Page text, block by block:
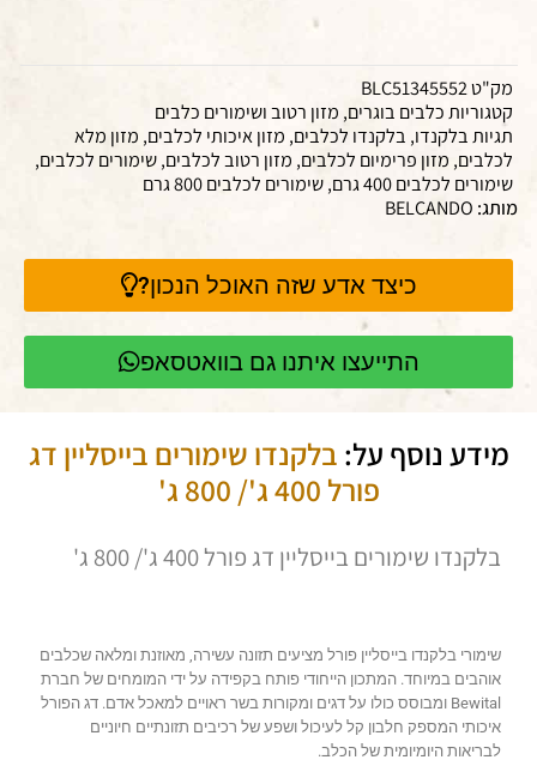
מק"טBLC51345552
קטגוריותכלבים בוגרים, מזון רטוב ושימורים כלבים
תגיותבלקנדו, בלקנדו לכלבים, מזון איכותי לכלבים, מזון מלא
לכלבים, מזון פרימיום לכלבים, מזון רטוב לכלבים,שימורים לכלבים,
שימורים לכלבים 400 גרם
,שימורים לכלבים 800 גרם
מותג: BELCANDO
כיצד אדע שזה האוכל הנכון?
התייעצו איתנו גם בוואטסאפ
מידע נוסף על: בלקנדו שימורים בייסליין דג
פורל 400 ג'/ 800 ג'
בלקנדו שימורים בייסליין דג פורל 400 ג'/ 800 ג'
שימורי בלקנדו בייסליין פורל מציעים תזונה עשירה, מאוזנת ומלאה שכלבים
אוהבים במיוחד. המתכון הייחודי פותח בקפידה על ידי המומחים של חברת
Bewital ומבוסס כולו על דגים ומקורות בשר ראויים למאכל אדם. דג הפורל
איכותי המספק חלבון קל לעיכול ושפע של רכיבים תזונתיים חיוניים
לבריאות היומיומית של הכלב.